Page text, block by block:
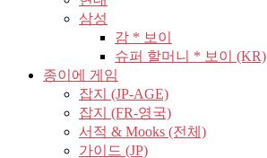
삼성
감 * 보이
슈퍼 할머니 * 보이 (KR)
종이에 게임
잡지 (JP-AGE)
잡지 (FR-영국)
서적 & Mooks (전체)
가이드 (JP)